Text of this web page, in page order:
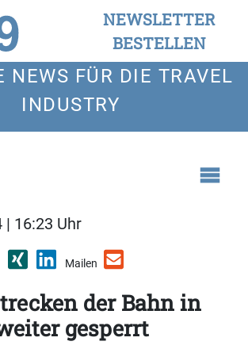
NEWSLETTER
BESTELLEN
NEWS FÜR DIE TRAVEL
INDUSTRY
| 16:23 Uhr
Mailen
der Bahn in
gesperrt